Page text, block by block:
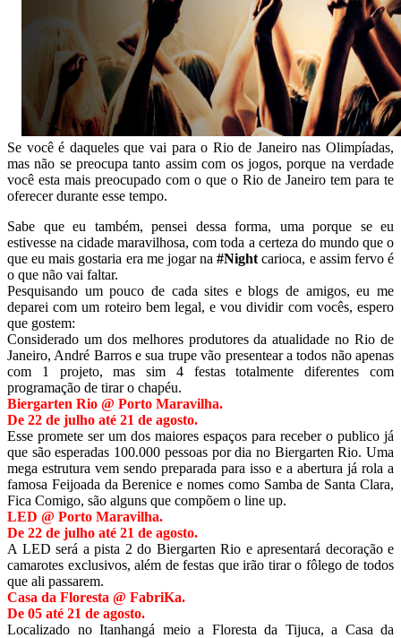
Se você é daqueles que vai para o Rio de Janeiro nas Olimpíadas,
mas não se preocupa tanto assim com os jogos, porque na verdade
você esta mais preocupado com o que o Rio de Janeiro tem para te
oferecer durante esse tempo.
Sabe que eu também, pensei dessa forma, uma porque se eu
estivesse na cidade maravilhosa, com toda a certeza do mundo que o
que eu mais gostaria era me jogar na#Night carioca, e assim fervo é
o que não vai faltar.
Pesquisando um pouco de cada sites e blogs de amigos, eu me
deparei com um roteiro bem legal, e vou dividir com vocês, espero
que gostem:
Considerado um dos melhores produtores da atualidade no Rio de
Janeiro, André Barros e sua trupe vão presentear a todos não apenas
com 1 projeto, mas sim 4 festas totalmente diferentes com
programação de tirar o chapéu.
Biergarten Rio @ Porto Maravilha.
De 22 de julho até 21 de agosto.
Esse promete ser um dos maiores espaços para receber o publico já
que são esperadas 100.000 pessoas por dia no Biergarten Rio. Uma
mega estrutura vem sendo preparada para isso e a abertura já rola a
famosa Feijoada da Berenice e nomes como Samba de Santa Clara,
Fica Comigo, são alguns que compõem o line up.
LED @ Porto Maravilha.
De 22 de julho até 21 de agosto.
A LED será a pista 2 do Biergarten Rio e apresentará decoração e
camarotes exclusivos, além de festas que irão tirar o fôlego de todos
que ali passarem.
Casa da Floresta @ FabriKa.
De 05 até 21 de agosto.
Localizado no Itanhangá meio a Floresta da Tijuca, a Casa da